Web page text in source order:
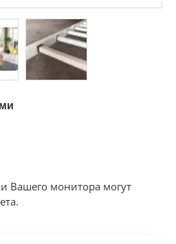
Вашего монитора могут